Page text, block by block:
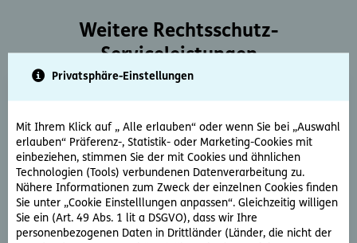
Privatsphäre-Einstellungen
Mit Ihrem Klick auf „ Alle erlauben“ oder wenn Sie bei „Auswahl
erlauben“ Präferenz-, Statistik- oder Marketing-Cookies mit
einbeziehen, stimmen Sie der mit Cookies und ähnlichen
Technologien (Tools) verbundenen Datenverarbeitung zu.
Nähere Informationen zum Zweck der einzelnen Cookies finden
Sie unter „Cookie Einstelllungen anpassen“. Gleichzeitig willigen
Sie ein (Art. 49 Abs. 1 lit a DSGVO), dass wir Ihre
personenbezogenen Daten in Drittländer (Länder, die nicht der
Weitere Rechtsschutz-
Serviceleistungen
Rechtsberatung
Sie haben ein rechtliche Frage? Unsere Rechtsexperten
beantworten diese gerne und schnell.